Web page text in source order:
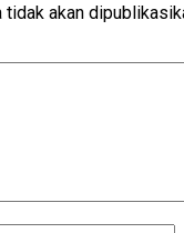
tidak akan